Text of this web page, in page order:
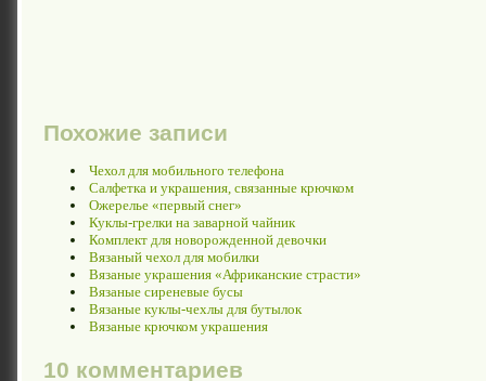
Похожие записи
Чехол для мобильного телефона
Салфетка и украшения, связанные крючком
Ожерелье «первый снег»
Куклы-грелки на заварной чайник
Комплект для новорожденной девочки
Вязаный чехол для мобилки
Вязаные украшения «Африканские страсти»
Вязаные сиреневые бусы
Вязаные куклы-чехлы для бутылок
Вязаные крючком украшения
10 комментариев